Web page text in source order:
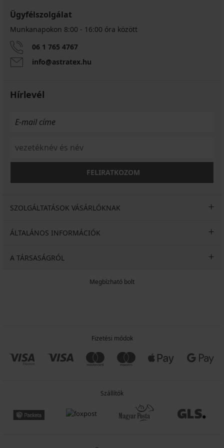
Pieces
Cellen
Neck
pulóverruha
Kedvezmény
9 550
Eredeti ár
19 090
Ft
Ügyfélszolgálat
Munkanapokon 8:00 - 16:00 óra között
06 1 765 4767
info@astratex.hu
Hírlevél
FELIRATKOZOM
SZOLGÁLTATÁSOK VÁSÁRLÓKNAK
ÁLTALÁNOS INFORMÁCIÓK
A TÁRSASÁGRÓL
Megbízható bolt
Fizetési módok
Szállítók